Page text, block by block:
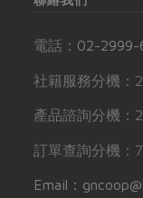
電話： 02-2999-
社籍服務分機：
產品諮詢分機：
訂單查詢分機：
Email：